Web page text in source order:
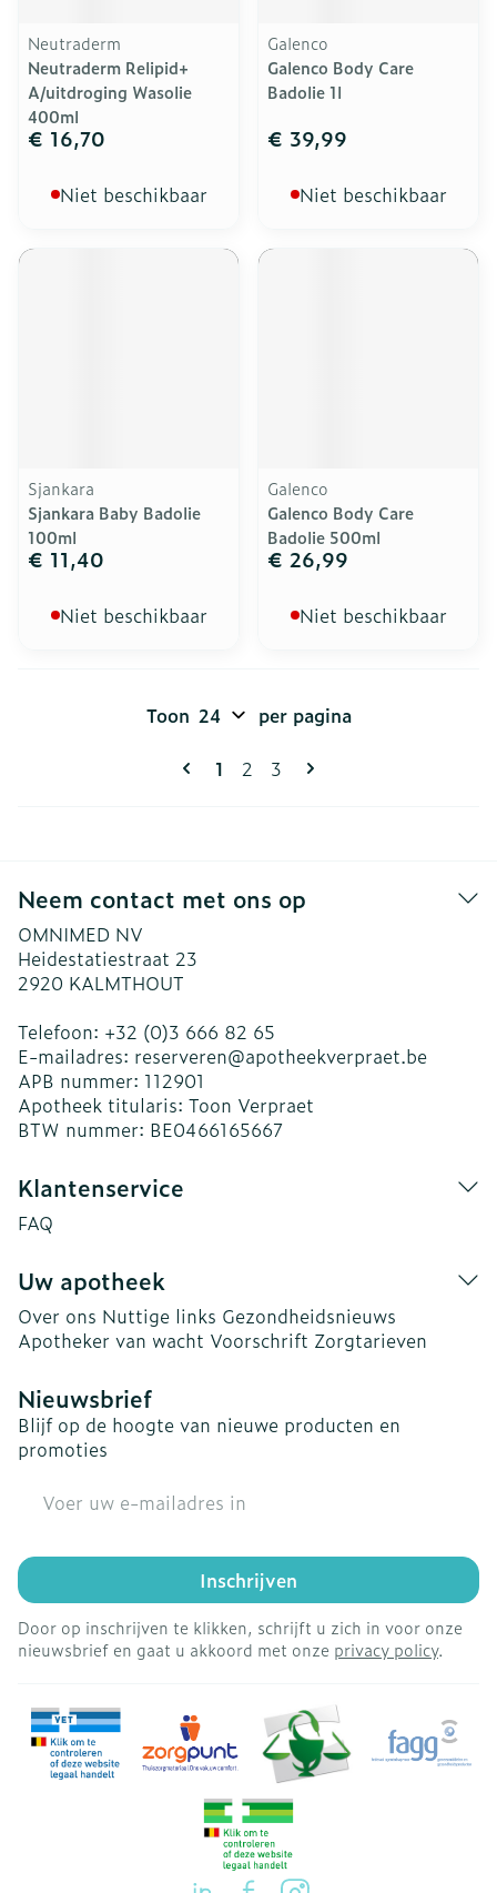
Neutraderm
Neutraderm Relipid+
A/uitdroging Wasolie
400ml
€ 16,70
Niet beschikbaar
Galenco
Galenco Body Care
Badolie 1l
€ 39,99
Niet beschikbaar
Sjankara
Sjankara Baby Badolie
100ml
€ 11,40
Niet beschikbaar
Galenco
Galenco Body Care
Badolie 500ml
€ 26,99
Niet beschikbaar
Pagina's
U lees momenteel pagina
1 Pagina
2 Pagina
3
Toon per pagina
Neem contact met ons op
OMNIMED NV
Heidestatiestraat 23
2920 KALMTHOUT
Telefoon: +32 (0)3 666 82 65
E-mailadres: reserveren@apotheekverpraet.be
APB nummer: 112901
Apotheek titularis: Toon Verpraet
BTW nummer: BE0466165667
Klantenservice
FAQ
Uw apotheek
Over ons Nuttige links Gezondheidsnieuws
Apotheker van wacht Voorschrift Zorgtarieven
Nieuwsbrief
Blijf op de hoogte van nieuwe producten en
promoties
Inschrijven
Door op inschrijven te klikken, schrijft u zich in voor onze
nieuwsbrief en gaat u akkoord met onze privacy policy.